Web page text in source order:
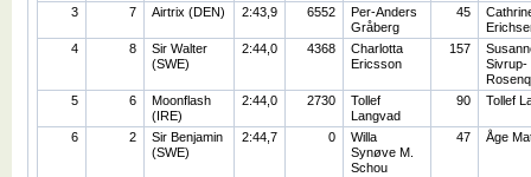
3 7 Airtrix (DEN) 2:43,9 6552
Per-Anders
Gråberg
45
4
8
Sir Walter
(SWE)
2:44,0 4368
Charlotta
Ericsson
157
Sivrup-
5
6
Moonflash
(IRE)
2:44,0 2730
Tollef
Langvad
90 Tollef
6 2
Sir Benjamin
(SWE)
2:44,7 0
Willa
Synøve M.
Schou
47 Åge